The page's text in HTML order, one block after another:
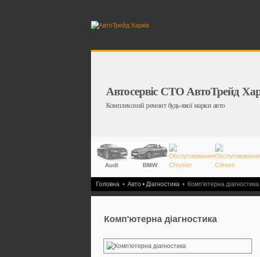
Автосервіс СТО АвтоТрейд
Комплексний ремонт будь-якої марки авто
Головна • Авто • Діагностика • Комп'ютерна діагностика
Комп'ютерна діагностика